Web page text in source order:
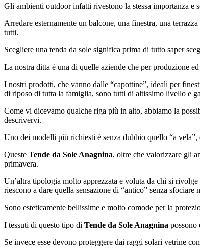
Gli ambienti outdoor infatti rivestono la stessa importanza e
Arredare esternamente un balcone, una finestra, una
tutti.
Scegliere una tenda da sole significa prima di tutto saper
La nostra ditta è una di quelle aziende che per produzione
I nostri prodotti, che vanno dalle “capottine”, ideali per
di riposo di tutta la famiglia, sono tutti di altissimo livello e
Come vi dicevamo qualche riga più in alto, abbiamo la
descrivervi.
Uno dei modelli più richiesti è senza dubbio quello “a vela”,
Queste Tende da Sole Anagnina, oltre che valorizzare gli
primavera.
Un’altra tipologia molto apprezzata e voluta da chi si
riescono a dare quella sensazione di “antico” senza sfociare
Sono esteticamente bellissime e molto comode per la
I tessuti di questo tipo di Tende da Sole Anagnina possono
Se invece esse devono proteggere dai raggi solari vetrine